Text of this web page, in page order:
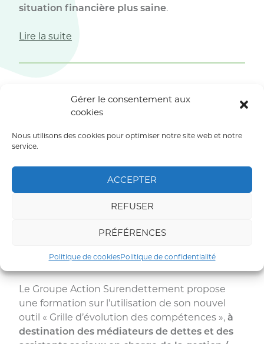
Gérer le consentement aux
cookies
Nous utilisons des cookies pour optimiser notre site web et notre
service.
ACCEPTER
REFUSER
PRÉFÉRENCES
Politique de cookiesPolitique de confidentialité
situation financière plus saine.
Lire la suite
au
pour
situation
Grille d’évolution des compétences ».
Le Groupe Action Surendettement propose
une formation sur l’utilisation de son nouvel
outil « Grille d’évolution des compétences », à
destination des médiateurs de dettes et des